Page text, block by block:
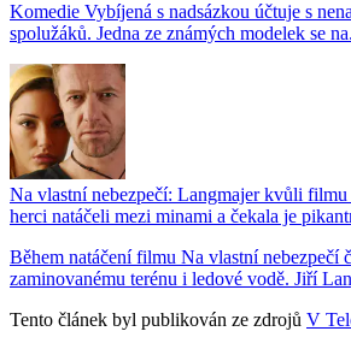
Komedie Vybíjená s nadsázkou účtuje s
spolužáků. Jedna ze známých modelek se
Na vlastní nebezpečí: Langmajer kvůli filmu
herci natáčeli mezi minami a čekala je
Během natáčení filmu Na vlastní nebezpečí
zaminovanému terénu i ledové vodě. Jiří
Tento článek byl publikován ze zdrojů V